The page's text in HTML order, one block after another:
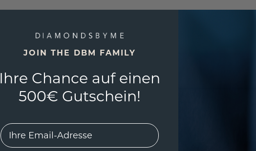
JOIN THE DBM FAMILY
Ihre Chance auf einen
500€ Gutschein!
EMail